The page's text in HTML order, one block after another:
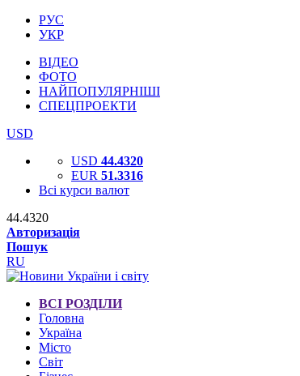
РУС
УКР
ВІДЕО
ФОТО
НАЙПОПУЛЯРНІШІ
СПЕЦПРОЕКТИ
USD
USD 44.4320
EUR 51.3316
Всі курси валют
44.4320
Авторизація
Пошук
RU
ВСІ РОЗДІЛИ
Головна
Україна
Місто
Світ